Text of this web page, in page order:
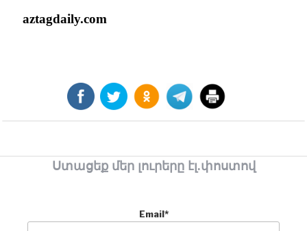
aztagdaily.com
Ստացեք մեր լուրերը էլ.փոստով
Email*